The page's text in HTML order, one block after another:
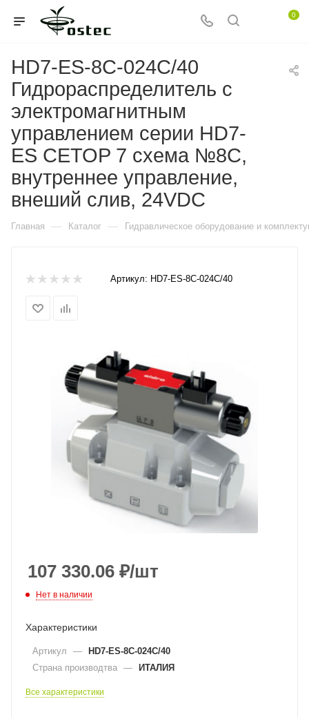
0
HD7-ES-8C-024C/40
Гидрораспределитель с
электромагнитным
управлением серии HD7-
ES CETOP 7 схема №8C,
внутреннее управление,
внеший слив, 24VDC
Главная — Каталог — Гидравлическое оборудование и
Артикул: HD7-ES-8C-024C/40
107 330.06 ₽/шт
Нет в наличии
Характеристики
Артикул — HD7-ES-8C-024C/40
Страна производтва — ИТАЛИЯ
Все характеристики